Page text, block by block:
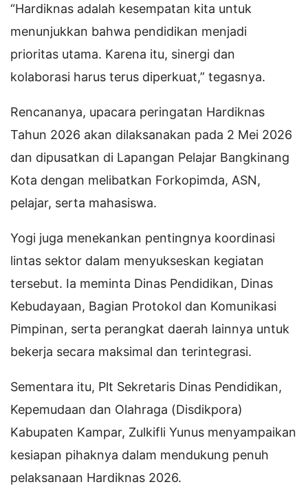
“Hardiknas adalah kesempatan kita untuk
menunjukkan bahwa pendidikan menjadi
prioritas utama. Karena itu, sinergi dan
kolaborasi harus terus diperkuat,” tegasnya.
Rencananya, upacara peringatan Hardiknas
Tahun 2026 akan dilaksanakan pada 2 Mei 2026
dan dipusatkan di Lapangan Pelajar Bangkinang
Kota dengan melibatkan Forkopimda, ASN,
pelajar, serta mahasiswa.
Yogi juga menekankan pentingnya koordinasi
lintas sektor dalam menyukseskan kegiatan
tersebut. Ia meminta Dinas Pendidikan, Dinas
Kebudayaan, Bagian Protokol dan Komunikasi
Pimpinan, serta perangkat daerah lainnya untuk
bekerja secara maksimal dan terintegrasi.
Sementara itu, Plt Sekretaris Dinas Pendidikan,
Kepemudaan dan Olahraga (Disdikpora)
Kabupaten Kampar, Zulkifli Yunus menyampaikan
kesiapan pihaknya dalam mendukung penuh
pelaksanaan Hardiknas 2026.